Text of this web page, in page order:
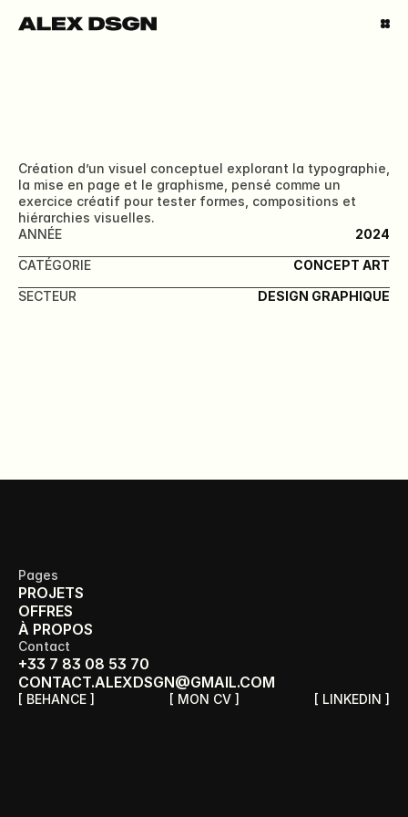
TAKE YOUR TIME
Création d’un visuel conceptuel explorant la typographie,
la mise en page et le graphisme, pensé comme un
exercice créatif pour tester formes, compositions et
hiérarchies visuelles.
ANNÉE
2024
CATÉGORIE
CONCEPT ART
SECTEUR
DESIGN GRAPHIQUE
Pages
PROJETS
OFFRES
À PROPOS
Contact
+33 7 83 08 53 70
CONTACT.ALEXDSGN@GMAIL.COM
[ BEHANCE ] [ MON CV ] [ LINKEDIN ]